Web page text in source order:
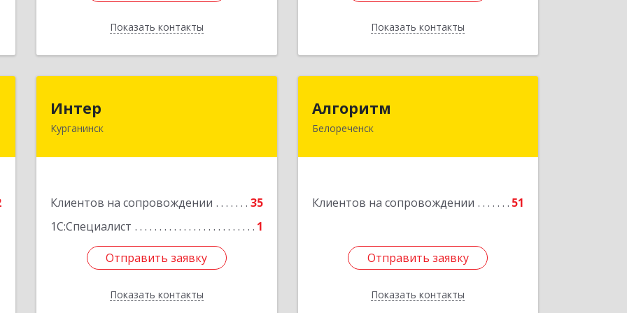
Показать контакты
Назад Показать контакты
Назад
Интер
Курганинск
Клиентов на сопровождении
35
1С:Специалист
1
Отправить заявку
Показать контакты
352430, Краснодарский край,
Подробнее
Отправить заявку
Назад
Алгоритм
Белореченск
Клиентов на сопровождении 51
Отправить заявку
Показать контакты
352630, Краснодарский край,
Подробнее
Отправить заявку
Назад